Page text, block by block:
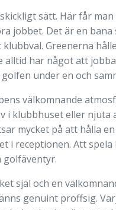
sätt. Här får
jobbet. Det är en
Greenerna
har något att jobba
under en och
välkomnande
i klubbhuset eller njuta
mycket på att hålla
i receptionen. Att spela
golfäventyr.
själ och en
genuint proffsig.